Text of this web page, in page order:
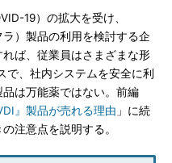
19）の拡大を受け、
ラ）製品の利用を検討する企
ば、従業員はさまざまな形
で、社内システムを安全に利
は万能薬ではない。前編
』製品が売れる理由 」に続
注意点を説明する。